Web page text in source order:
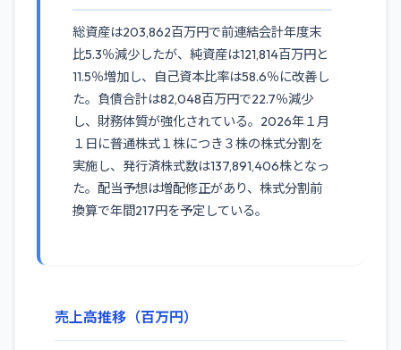
総資産は203,862百万円で前連結会計年度末
比5.3％減少したが、純資産は121,814百万円と
11.5％増加し、自己資本比率は58.6％に改善し
た。負債合計は82,048百万円で22.7％減少
し、財務体質が強化されている。2026年１月
１日に普通株式１株につき３株の株式分割を
実施し、発行済株式数は137,891,406株となっ
た。配当予想は増配修正があり、株式分割前
換算で年間217円を予定している。
売上高推移（百万円）